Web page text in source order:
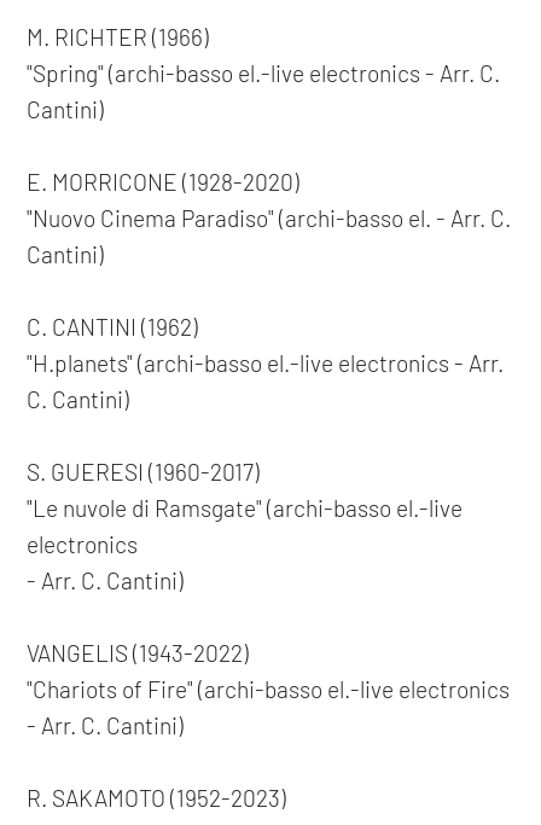
M. RICHTER (1966)
"Spring" (archi-basso el.-live electronics - Arr. C.
Cantini)
E. MORRICONE (1928-2020)
"Nuovo Cinema Paradiso" (archi-basso el. - Arr. C.
Cantini)
C. CANTINI (1962)
"H.planets" (archi-basso el.-live electronics - Arr.
C. Cantini)
S. GUERESI (1960-2017)
"Le nuvole di Ramsgate" (archi-basso el.-live
electronics
- Arr. C. Cantini)
VANGELIS (1943-2022)
"Chariots of Fire" (archi-basso el.-live electronics
- Arr. C. Cantini)
R. SAKAMOTO (1952-2023)